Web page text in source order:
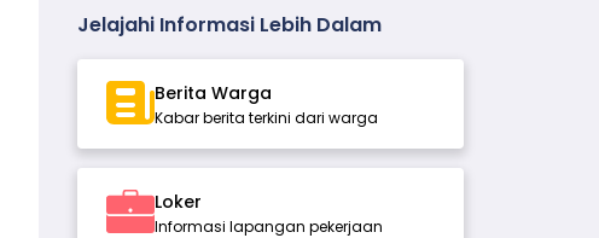
Jelajahi Informasi Lebih Dalam
Berita Warga
Kabar berita terkini dari warga
Loker
Informasi lapangan pekerjaan